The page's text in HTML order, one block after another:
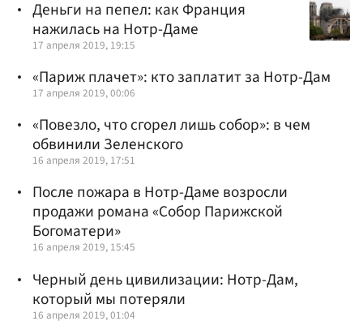
Деньги на пепел: как Франция
нажилась на Нотр-Даме
17 апреля 2019, 19:15
«Париж плачет»: кто заплатит за Нотр-Дам
17 апреля 2019, 00:06
«Повезло, что сгорел лишь собор»: в чем
обвинили Зеленского
16 апреля 2019, 17:51
После пожара в Нотр-Даме возросли
продажи романа «Собор Парижской
Богоматери»
16 апреля 2019, 15:45
Черный день цивилизации: Нотр-Дам,
который мы потеряли
16 апреля 2019, 01:04